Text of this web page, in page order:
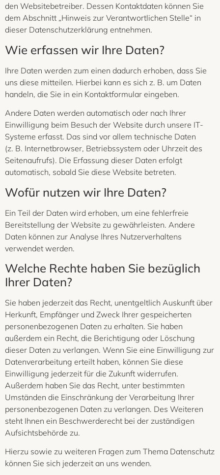
den Websitebetreiber. Dessen Kontaktdaten können Sie
dem Abschnitt „Hinweis zur Verantwortlichen Stelle“ in
dieser Datenschutzerklärung entnehmen.
Wie erfassen wir Ihre Daten?
Ihre Daten werden zum einen dadurch erhoben, dass Sie
uns diese mitteilen. Hierbei kann es sich z. B. um Daten
handeln, die Sie in ein Kontaktformular eingeben.
Andere Daten werden automatisch oder nach Ihrer
Einwilligung beim Besuch der Website durch unsere IT-
Systeme erfasst. Das sind vor allem technische Daten
(z. B. Internetbrowser, Betriebssystem oder Uhrzeit des
Seitenaufrufs). Die Erfassung dieser Daten erfolgt
automatisch, sobald Sie diese Website betreten.
Wofür nutzen wir Ihre Daten?
Ein Teil der Daten wird erhoben, um eine fehlerfreie
Bereitstellung der Website zu gewährleisten. Andere
Daten können zur Analyse Ihres Nutzerverhaltens
verwendet werden.
Welche Rechte haben Sie bezüglich
Ihrer Daten?
Sie haben jederzeit das Recht, unentgeltlich Auskunft über
Herkunft, Empfänger und Zweck Ihrer gespeicherten
personenbezogenen Daten zu erhalten. Sie haben
außerdem ein Recht, die Berichtigung oder Löschung
dieser Daten zu verlangen. Wenn Sie eine Einwilligung zur
Datenverarbeitung erteilt haben, können Sie diese
Einwilligung jederzeit für die Zukunft widerrufen.
Außerdem haben Sie das Recht, unter bestimmten
Umständen die Einschränkung der Verarbeitung Ihrer
personenbezogenen Daten zu verlangen. Des Weiteren
steht Ihnen ein Beschwerderecht bei der zuständigen
Aufsichtsbehörde zu.
Hierzu sowie zu weiteren Fragen zum Thema Datenschutz
können Sie sich jederzeit an uns wenden.